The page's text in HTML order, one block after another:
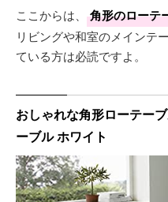
ここからは、 角形のローテ
リビングや和室のメインテ
ている方は必読ですよ。
おしゃれな角形ローテー
ーブル ホワイト